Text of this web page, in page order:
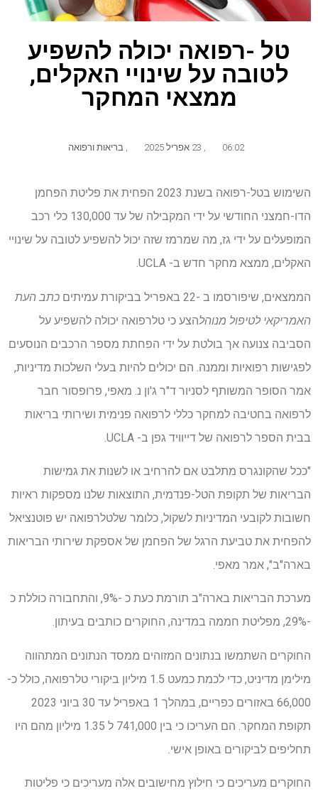
טל -רפואה יכולה להשפיע
לטובה על שינויי האקלים,
ממצאי המחקר
06:02 בריאות ורפואה
השימוש בטל-רפואה בשנת 2023 הפחית את פליטת הפחמן
הדו-חמצני החודשי על ידי המקבילה של עד 130,000 כלי רכב
המופעלים על ידי גז, מה שמרמז שזה יכול להשפיע לטובה על שינויי
האקלים, ממצא מחקר חדש ב- UCLA.
הממצאים, שיפורסמו ב -22 באפריל בביקורת עמיתים
כתב העת
האמריקאי לטיפול מנוהלהצע כי טלרפואה יכולה להשפיע על
הסביבה צנועה אך בולטת על ידי הפחתת מספר הרכבים הנוסעים
לפגישות רפואיות וממנה. הם יכולים להיות בעלי השלכות מדיניות,
אמר הסופר המשותף לסניור ד"ר ג'ון נ. מאפי, פרופסור חבר
לרפואה בחטיבה למחקר כללי לרפואה פנימית ושירותי בריאות
בבית הספר לרפואה של דייוויד גפן ב- UCLA.
"ככל שהקונגרס מתלבט אם להרחיב או לשנות את גמישות
הבריאות של תקופת הטל-פנדמית, התוצאות שלנו מספקות ראיות
חשובות לקובעי המדיניות לשקול, כלומר שלטלרפואה יש פוטנציאל
להפחית את טביעת הרגל של הפחמן של אספקת שירותי הבריאות
בארה"ב", אמר מאפי.
מערכת הבריאות בארה"ב תורמת כעת כ -9%, והתחבורה כוללת כ
-29%, מפליטת חממה במדינה, החוקרים כותבים בעיתון.
החוקרים השתמשו בנתונים המזוהים ממסד הנתונים המתהווה
מילימן מדיניט, כדי לכמת כמעט 1.5 מיליון ביקורי טלרפואה, כולל כ-
66,000 באזורים כפריים, במהלך 1 באפריל עד 30 ביוני 2023
תקופת המחקר. הם העריכו כי בין 741,000 ל 1.35 מיליון מהם היו
תחליפים לביקורים באופן אישי.
החוקרים מעריכים כי חילוץ מחישובים אלה מעריכים כי פליטות